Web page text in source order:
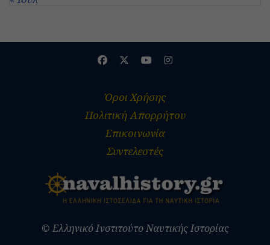
Όροι Χρήσης
Πολιτική Απορρήτου
Επικοινωνία
Συντελεστές
© Ελληνικό Ινστιτούτο Ναυτικής Ιστορίας